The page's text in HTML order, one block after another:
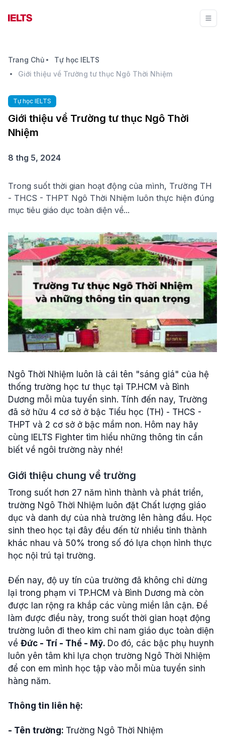
Trang Chủ
Tự học IELTS
Giới thiệu về Trường tư thục Ngô Thời Nhiệm
Tự học IELTS
Giới thiệu về Trường tư thục Ngô Thời
Nhiệm
8 thg 5, 2024
Trong suốt thời gian hoạt động của mình, Trường TH
- THCS - THPT Ngô Thời Nhiệm luôn thực hiện đúng
mục tiêu giáo dục toàn diện về...
Ngô Thời Nhiệm luôn là cái tên "sáng giá" của hệ
thống trường học tư thục tại TP.HCM và Bình
Dương mỗi mùa tuyển sinh. Tính đến nay, Trường
đã sở hữu 4 cơ sở ở bậc Tiểu học (TH) - THCS -
THPT và 2 cơ sở ở bậc mầm non. Hôm nay hãy
cùng IELTS Fighter tìm hiểu những thông tin cần
biết về ngôi trường này nhé!
Giới thiệu chung về trường
Trong suốt hơn 27 năm hình thành và phát triển,
trường Ngô Thời Nhiệm luôn đặt Chất lượng giáo
dục và danh dự của nhà trường lên hàng đầu. Học
sinh theo học tại đây đều đến từ nhiều tỉnh thành
khác nhau và 50% trong số đó lựa chọn hình thực
học nội trú tại trường.
Đến nay, độ uy tín của trường đã không chỉ dừng
lại trong phạm vi TP.HCM và Bình Dương mà còn
được lan rộng ra khắp các vùng miền lân cận. Để
làm được điều này, trong suốt thời gian hoạt động
trường luôn đi theo kim chỉ nam giáo dục toàn diện
về Đức - Trí - Thể - Mỹ. Do đó, các bậc phụ huynh
luôn yên tâm khi lựa chọn trường Ngô Thời Nhiệm
để con em mình học tập vào mỗi mùa tuyển sinh
hàng năm.
Thông tin liên hệ:
- Tên trường: Trường Ngô Thời Nhiệm